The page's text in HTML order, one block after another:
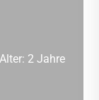
2 Jahre